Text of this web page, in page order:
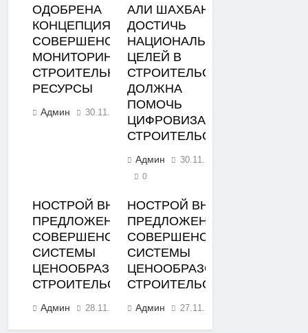
ОДОБРЕНА
КОНЦЕПЦИЯ
СОВЕРШЕНСТВОВАНИЯ
МОНИТОРИНГА ЦЕН НА
СТРОИТЕЛЬНЫЕ
РЕСУРСЫ
Админ 30.11.2023
АЛИ ШАХБАНОВ:
ДОСТИЧЬ
НАЦИОНАЛЬНЫХ
ЦЕЛЕЙ В
СТРОИТЕЛЬСТВЕ
ДОЛЖНА
ПОМОЧЬ
ЦИФРОВИЗАЦИЯ
СТРОИТЕЛЬСТВА
Админ 30.11.2023
0
НОСТРОЙ ВНЕС
ПРЕДЛОЖЕНИЯ ПО
СОВЕРШЕНСТВОВАНИЮ
СИСТЕМЫ
ЦЕНООБРАЗОВАНИЯ В
СТРОИТЕЛЬСТВЕ
Админ 28.11.2023 0
НОСТРОЙ ВНЕС
ПРЕДЛОЖЕНИЯ ПО
СОВЕРШЕНСТВОВАНИЮ
СИСТЕМЫ
ЦЕНООБРАЗОВАНИЯ В
СТРОИТЕЛЬСТВЕ
Админ 27.11.2023